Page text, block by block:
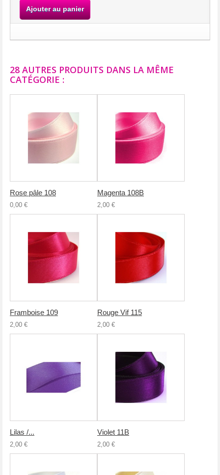
Ajouter au panier
28 AUTRES PRODUITS DANS LA MÊME
CATÉGORIE :
Rose pâle 108
0,00 €
Magenta 108B
2,00 €
Framboise 109
2,00 €
Rouge Vif 115
2,00 €
Lilas /...
2,00 €
Violet 11B
2,00 €